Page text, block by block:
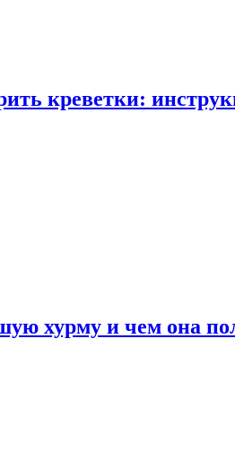
креветки:
хурму и чем она